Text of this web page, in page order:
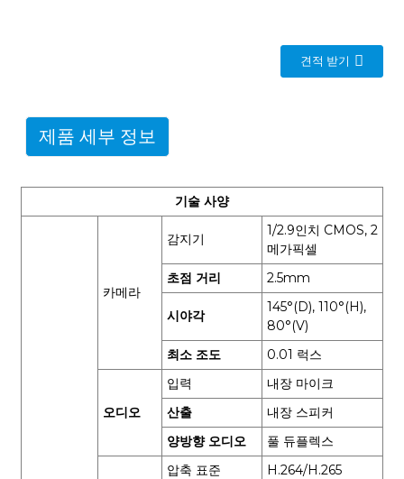
견적 받기
제품 세부 정보
기술 사양
카메라
감지기
1/2.9인치 CMOS, 2
메가픽셀
초점 거리
2.5mm
시야각
145°(D), 110°(H),
80°(V)
최소 조도
0.01 럭스
오디오
입력
내장 마이크
산출
내장 스피커
양방향 오디오
풀 듀플렉스
압축 표준
H.264/H.265